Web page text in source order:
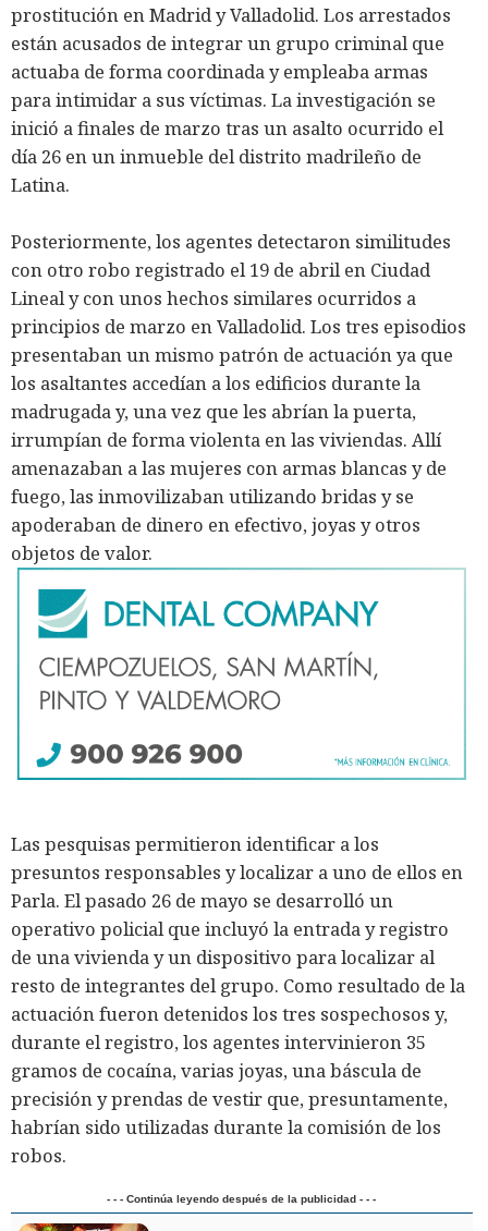
prostitución en Madrid y Valladolid. Los arrestados
están acusados de integrar un grupo criminal que
actuaba de forma coordinada y empleaba armas
para intimidar a sus víctimas. La investigación se
inició a finales de marzo tras un asalto ocurrido el
día 26 en un inmueble del distrito madrileño de
Latina.
Posteriormente, los agentes detectaron similitudes
con otro robo registrado el 19 de abril en Ciudad
Lineal y con unos hechos similares ocurridos a
principios de marzo en Valladolid. Los tres episodios
presentaban un mismo patrón de actuación ya que
los asaltantes accedían a los edificios durante la
madrugada y, una vez que les abrían la puerta,
irrumpían de forma violenta en las viviendas. Allí
amenazaban a las mujeres con armas blancas y de
fuego, las inmovilizaban utilizando bridas y se
apoderaban de dinero en efectivo, joyas y otros
objetos de valor.
Las pesquisas permitieron identificar a los
presuntos responsables y localizar a uno de ellos en
Parla. El pasado 26 de mayo se desarrolló un
operativo policial que incluyó la entrada y registro
de una vivienda y un dispositivo para localizar al
resto de integrantes del grupo. Como resultado de la
actuación fueron detenidos los tres sospechosos y,
durante el registro, los agentes intervinieron 35
gramos de cocaína, varias joyas, una báscula de
precisión y prendas de vestir que, presuntamente,
habrían sido utilizadas durante la comisión de los
robos.
- - - Continúa leyendo después de la publicidad - - -